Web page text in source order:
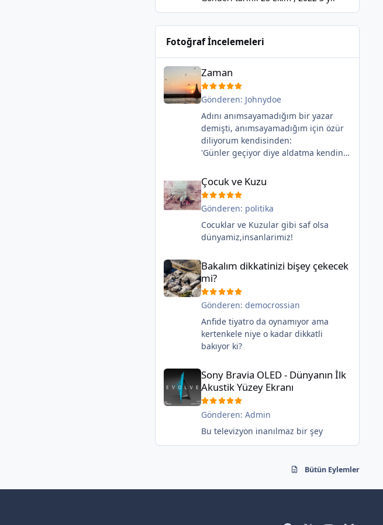
Fotoğraf İncelemeleri
Zaman
Zaman
Gönderen: Johnydoe
Adını anımsayamadığım bir yazar
demişti, anımsayamadığım için özür
diliyorum kendisinden:
'Günler geçiyor diye aldatma kendini,
Şu martılar kadar farkında
olabilseydik yeterdi aslında, özgürce
kanat açıp hayallerimizin peşinden
uçup gidebilseydik...
Çocuk ve Kuzu
Gönderen: politika
Cocuklar ve Kuzular gibi saf olsa
dünyamiz,insanlarimiz!
Bakalım dikkatinizi bişey çekecek mi?
Bakalım dikkatinizi bişey çekecek
mi?
Gönderen: democrossian
Anfide tiyatro da oynamıyor ama
kertenkele niye o kadar dikkatli
bakıyor ki?
Sony Bravia OLED - Dünyanın İlk Akustik Yüzey Ekranı
Sony Bravia OLED - Dünyanın İlk
Akustik Yüzey Ekranı
Gönderen: Admin
Bu televizyon inanılmaz bir şey
Bütün Eylemler